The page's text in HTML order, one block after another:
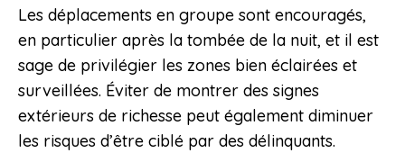
Les déplacements en groupe sont encouragés,
en particulier après la tombée de la nuit, et il est
sage de privilégier les zones bien éclairées et
surveillées. Éviter de montrer des signes
extérieurs de richesse peut également diminuer
les risques d’être ciblé par des délinquants.